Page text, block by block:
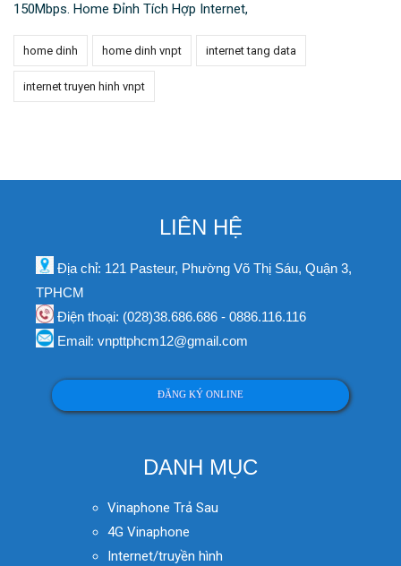
150Mbps. Home Đỉnh Tích Hợp Internet,
home dinh home dinh vnpt internet tang data
internet truyen hinh vnpt
LIÊN HỆ
Địa chỉ: 121 Pasteur, Phường Võ Thị Sáu, Quận 3,
TPHCM
Điện thoại: (028)38.686.686 - 0886.116.116
Email: vnpttphcm12@gmail.com
ĐĂNG KÝ ONLINE
DANH MỤC
Vinaphone Trả Sau
4G Vinaphone
Internet/truyền hình